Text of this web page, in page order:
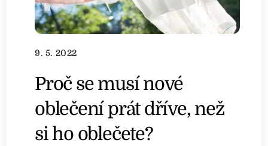
9. 5. 2022
Proč se musí nové
oblečení prát dříve, než
si ho oblečete?